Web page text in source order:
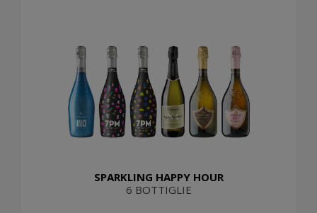
SPARKLING HAPPY HOUR
6 BOTTIGLIE